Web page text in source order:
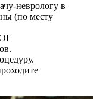
неврологу в
(по месту